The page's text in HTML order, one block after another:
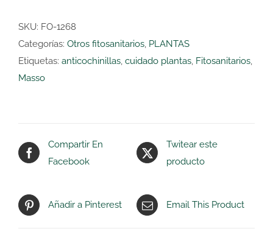
cantidad
SKU: FO-1268
Categorías: Otros fitosanitarios PLANTAS
Etiquetas: anticochinillas cuidado plantas Fitosanitarios
Masso
Compartir En
Facebook
Twitear este
producto
Añadir a Pinterest Email This Product